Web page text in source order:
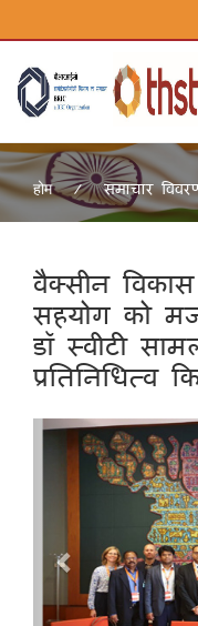
होम समाचार
वैक्सीन
सहयोग को
डॉ स्वीटी
प्रतिनिधित्व
Previous